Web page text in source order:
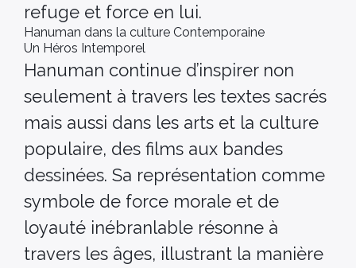
refuge et force en lui.
Hanuman dans la culture Contemporaine
Un Héros Intemporel
Hanuman continue d’inspirer non
seulement à travers les textes sacrés
mais aussi dans les arts et la culture
populaire, des films aux bandes
dessinées. Sa représentation comme
symbole de force morale et de
loyauté inébranlable résonne à
travers les âges, illustrant la manière